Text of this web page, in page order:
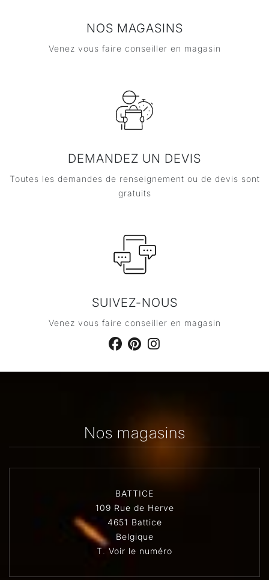
NOS MAGASINS
Venez vous faire conseiller en magasin
DEMANDEZ UN DEVIS
Toutes les demandes de renseignement ou de devis sont
gratuits
SUIVEZ-NOUS
Venez vous faire conseiller en magasin
Nos magasins
BATTICE
109 Rue de Herve
4651 Battice
Belgique
T. Voir le numéro